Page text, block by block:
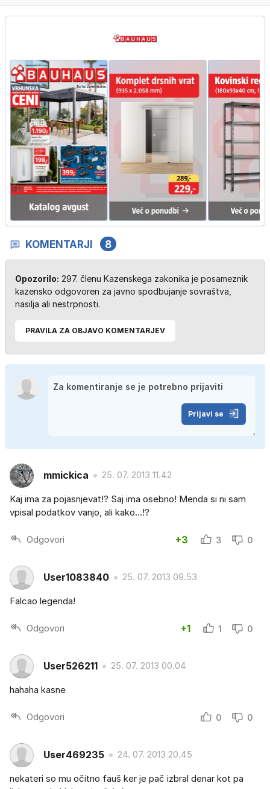
KOMENTARJI 8
Opozorilo: 297. členu Kazenskega zakonika je posameznik
kazensko odgovoren za javno spodbujanje sovraštva,
nasilja ali nestrpnosti.
PRAVILA ZA OBJAVO KOMENTARJEV
Prijavi se
mmickica 25. 07. 2013 11.42
Kaj ima za pojasnjevat!? Saj ima osebno! Menda si ni sam
vpisal podatkov vanjo, ali kako...!?
Odgovori +3 3 0
User1083840 25. 07. 2013 09.53
Falcao legenda!
Odgovori +1 1 0
User526211 25. 07. 2013 00.04
hahaha kasne
Odgovori 0 0
User469235 24. 07. 2013 20.45
nekateri so mu očitno fauš ker je pač izbral denar kot pa